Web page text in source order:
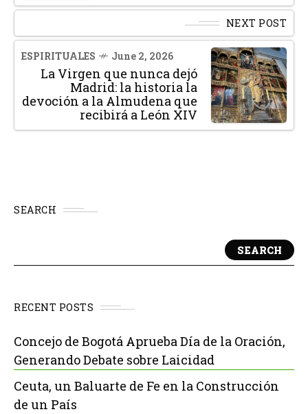
NEXT POST
ESPIRITUALES June 2, 2026
La Virgen que nunca dejó
Madrid: la historia la
devoción a la Almudena que
recibirá a León XIV
SEARCH
SEARCH
RECENT POSTS
Concejo de Bogotá Aprueba Día de la Oración,
Generando Debate sobre Laicidad
Ceuta, un Baluarte de Fe en la Construcción
de un País